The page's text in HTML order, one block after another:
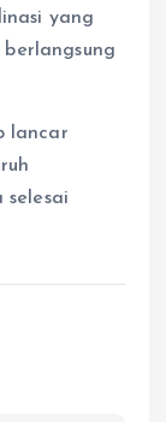
yang
lancar